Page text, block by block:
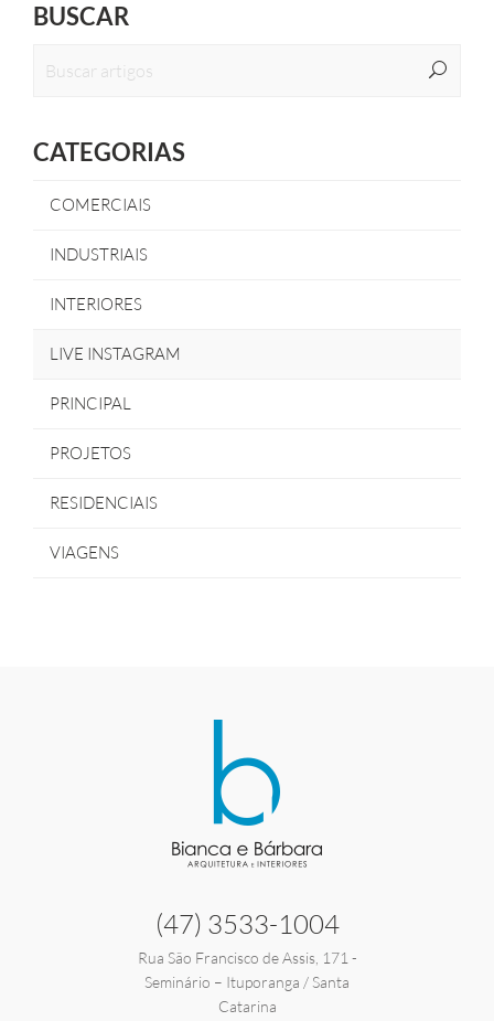
BUSCAR
CATEGORIAS
COMERCIAIS
INDUSTRIAIS
INTERIORES
LIVE INSTAGRAM
PRINCIPAL
PROJETOS
RESIDENCIAIS
VIAGENS
(47) 3533-1004
Rua São Francisco de Assis, 171 -
Seminário – Ituporanga / Santa
Catarina